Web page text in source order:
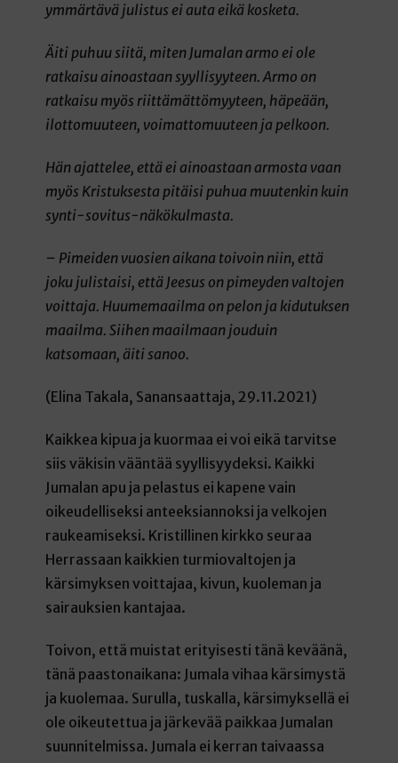
ymmärtävä julistus ei auta eikä kosketa.
Äiti puhuu siitä, miten Jumalan armo ei ole
ratkaisu ainoastaan syyllisyyteen. Armo on
ratkaisu myös riittämättömyyteen, häpeään,
ilottomuuteen, voimattomuuteen ja pelkoon.
Hän ajattelee, että ei ainoastaan armosta vaan
myös Kristuksesta pitäisi puhua muutenkin kuin
synti-sovitus-näkökulmasta.
– Pimeiden vuosien aikana toivoin niin, että
joku julistaisi, että Jeesus on pimeyden valtojen
voittaja. Huumemaailma on pelon ja kidutuksen
maailma. Siihen maailmaan jouduin
katsomaan, äiti sanoo.
(Elina Takala, Sanansaattaja, 29.11.2021)
Kaikkea kipua ja kuormaa ei voi eikä tarvitse
siis väkisin vääntää syyllisyydeksi. Kaikki
Jumalan apu ja pelastus ei kapene vain
oikeudelliseksi anteeksiannoksi ja velkojen
raukeamiseksi. Kristillinen kirkko seuraa
Herrassaan kaikkien turmiovaltojen ja
kärsimyksen voittajaa, kivun, kuoleman ja
sairauksien kantajaa.
Toivon, että muistat erityisesti tänä keväänä,
tänä paastonaikana: Jumala vihaa kärsimystä
ja kuolemaa. Surulla, tuskalla, kärsimyksellä ei
ole oikeutettua ja järkevää paikkaa Jumalan
suunnitelmissa. Jumala ei kerran taivaassa